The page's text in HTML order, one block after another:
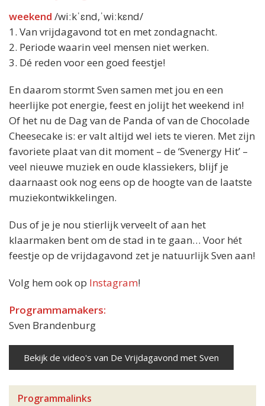
weekend /wiːkˈɛnd,ˈwiːkɛnd/
1. Van vrijdagavond tot en met zondagnacht.
2. Periode waarin veel mensen niet werken.
3. Dé reden voor een goed feestje!
En daarom stormt Sven samen met jou en een
heerlijke pot energie, feest en jolijt het weekend in!
Of het nu de Dag van de Panda of van de Chocolade
Cheesecake is: er valt altijd wel iets te vieren. Met zijn
favoriete plaat van dit moment – de ‘Svenergy Hit’ –
veel nieuwe muziek en oude klassiekers, blijf je
daarnaast ook nog eens op de hoogte van de laatste
muziekontwikkelingen.
Dus of je je nou stierlijk verveelt of aan het
klaarmaken bent om de stad in te gaan… Voor hét
feestje op de vrijdagavond zet je natuurlijk Sven aan!
Volg hem ook op Instagram!
Programmamakers:
Sven Brandenburg
Bekijk de video's van De Vrijdagavond met Sven
Programmalinks